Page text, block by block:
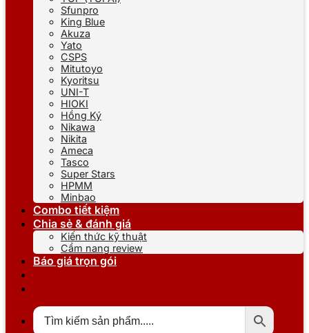
Sfunpro
King Blue
Akuza
Yato
CSPS
Mitutoyo
Kyoritsu
UNI-T
HIOKI
Hồng Ký
Nikawa
Nikita
Ameca
Tasco
Super Stars
HPMM
Minbao
Combo tiết kiệm
Chia sẻ & đánh giá
Kiến thức kỹ thuật
Cẩm nang review
Báo giá trọn gói